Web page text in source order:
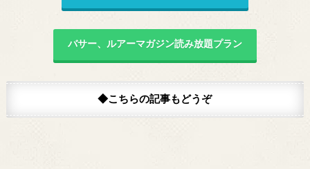
バサー、ルアーマガジン読み放題プラン
◆こちらの記事もどうぞ